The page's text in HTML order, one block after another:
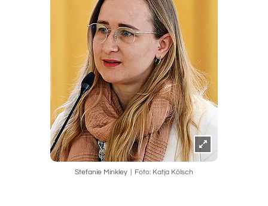
Stefanie Minkley Foto: Katja Kölsch